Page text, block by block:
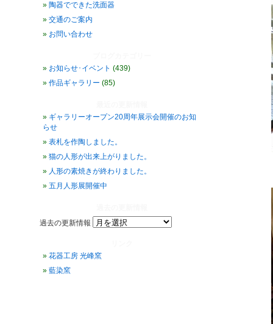
陶器でできた洗面器
交通のご案内
お問い合わせ
お知らせ･イベント (439)
作品ギャラリー (85)
ギャラリーオープン20周年展示会開催のお知
らせ
表札を作陶しました。
猫の人形が出来上がりました。
人形の素焼きが終わりました。
五月人形展開催中
過去の更新情報
花器工房 光峰窯
藍染窯